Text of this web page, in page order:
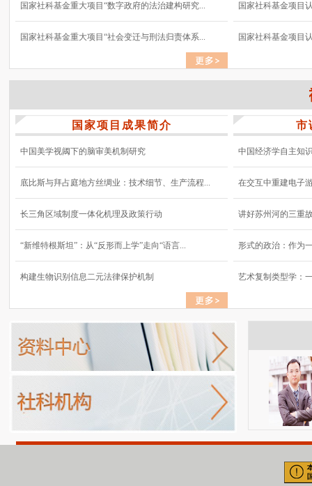
国家社科基金重大项目“数字政府的法治建构研究...
国家社科基金重大项目“社会变迁与刑法归责体系...
国家社科基金项目
国家社科基金项目
国家项目成果简介
中国美学视阈下的脑审美机制研究
底比斯与拜占庭地方丝绸业：技术细节、生产流程...
长三角区域制度一体化机理及政策行动
“新维特根斯坦”：从“反形而上学”走向“语言...
构建生物识别信息二元法律保护机制
市
中国经济学自主知
在交互中重建电子
讲好苏州河的三重
形式的政治：作为
艺术复制类型学：